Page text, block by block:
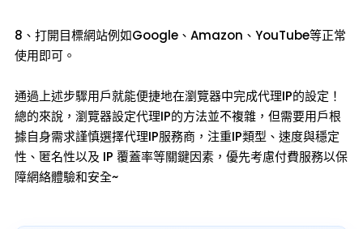
8、打開目標網站例如Google、Amazon、YouTube等正常
使用即可。
通過上述步驟用戶就能便捷地在瀏覽器中完成代理IP的設定！
總的來說，瀏覽器設定代理IP的方法並不複雜，但需要用戶根
據自身需求謹慎選擇代理IP服務商，注重IP類型、速度與穩定
性、匿名性以及 IP 覆蓋率等關鍵因素，優先考慮付費服務以保
障網絡體驗和安全~